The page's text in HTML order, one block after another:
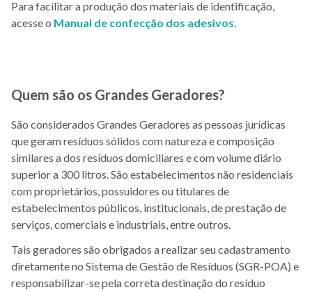
Para facilitar a produção dos materiais de identificação,
acesse o Manual de confecção dos adesivos.
Quem são os Grandes Geradores?
São considerados Grandes Geradores as pessoas jurídicas
que geram resíduos sólidos com natureza e composição
similares a dos resíduos domiciliares e com volume diário
superior a 300 litros. São estabelecimentos não residenciais
com proprietários, possuidores ou titulares de
estabelecimentos públicos, institucionais, de prestação de
serviços, comerciais e industriais, entre outros.
Tais geradores são obrigados a realizar seu cadastramento
diretamente no Sistema de Gestão de Resíduos (SGR-POA) e
responsabilizar-se pela correta destinação do resíduo